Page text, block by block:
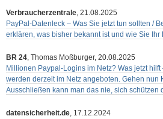
Verbraucherzentrale, 21.08.2025
PayPal-Datenleck – Was Sie jetzt tun sollten /
erklären, was bisher bekannt ist und wie Sie Ihr
BR 24, Thomas Moßburger, 20.08.2025
Millionen Paypal-Logins im Netz? Was jetzt
werden derzeit im Netz angeboten. Gehen
Ausschließen kann man das nie, sich schützen
datensicherheit.de, 17.12.2024